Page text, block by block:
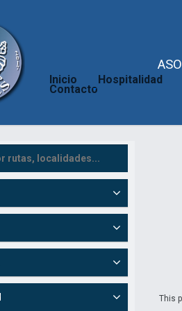
Inicio Hospitalidad
Contacto
This